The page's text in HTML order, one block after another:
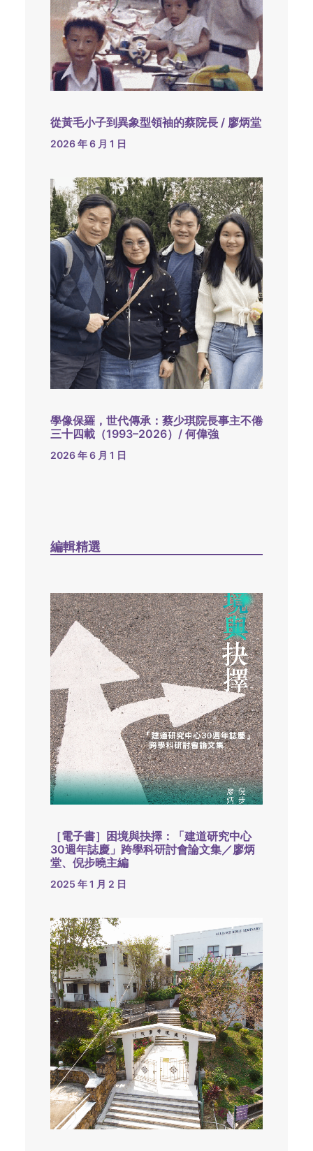
從黃毛小子到異象型領袖的蔡院長 / 廖炳堂
2026 年 6 月 1 日
學像保羅，世代傳承：蔡少琪院長事主不倦
三十四載（1993–2026）/ 何偉強
2026 年 6 月 1 日
編輯精選
［電子書］困境與抉擇：「建道研究中心
30週年誌慶」跨學科研討會論文集／廖炳
堂、倪步曉主編
2025 年 1 月 2 日